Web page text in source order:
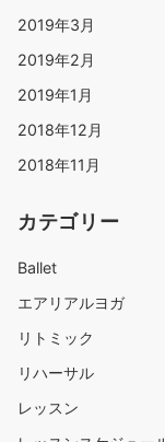
2019年3月
2019年2月
2019年1月
2018年12月
2018年11月
カテゴリー
Ballet
エアリアルヨガ
リトミック
リハーサル
レッスン